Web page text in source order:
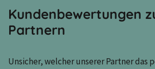
Kundenbewertungen
Partnern
Unsicher, welcher unserer Partner das